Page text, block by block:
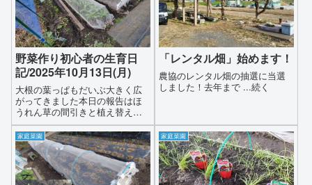
野菜作り初心者の生育日
記/2025年10月13日(月)
大根の葉っぱもだいぶ大きく広
がってきました本日の報告はほ
うれん草の間引きと植え替えコ
カブの地植え大根の追肥と草取
りが主な作業です
「レンタル畑」始めます！
農協のレンタル畑の抽選に当選
しました！去年まで ...続く
家庭菜園 家庭菜園